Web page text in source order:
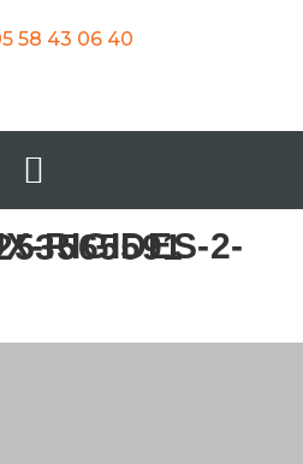
58 43 06 40
2-E1609253565591